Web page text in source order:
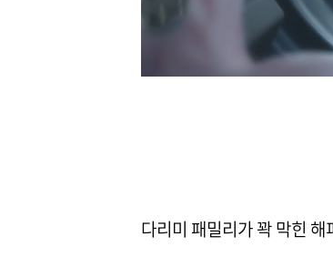
다리미 패밀리가 꽉 막힌